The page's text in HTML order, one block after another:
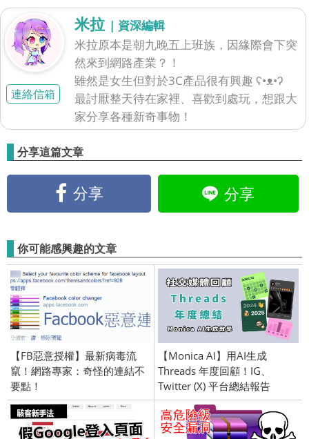
連絡信箱
米拉 | 資深編輯
米拉原本是朝九晚五上班族，因緣際會下突
然來到網路產業？！
雖然是女生但對於3C產品很有興趣 ʕ•ᴥ•ʔ
最討厭整天待在家裡、喜歡到處玩，想跟大
家分享各種新奇事物！
分享這篇文章
分享 分享
你可能感興趣的文章
【FB惡意授權】最新病毒流
竄！網路專家：奇怪的連結不
要點！
【Monica AI】用AI生成
Threads 年度回顧！IG、
Twitter (X) 平台總結報告